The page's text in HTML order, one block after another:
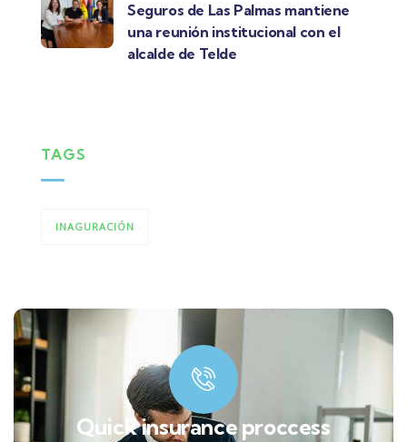
Seguros de Las Palmas mantiene
una reunión institucional con el
alcalde de Telde
TAGS
INAGURACIÓN
Quick insurance proccess